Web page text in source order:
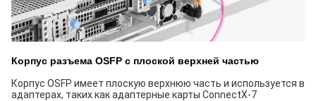
Корпус разъема OSFP с плоской верхней частью
Корпус OSFP имеет плоскую верхнюю часть и используется в
адаптерах, таких как адаптерные карты ConnectX-7